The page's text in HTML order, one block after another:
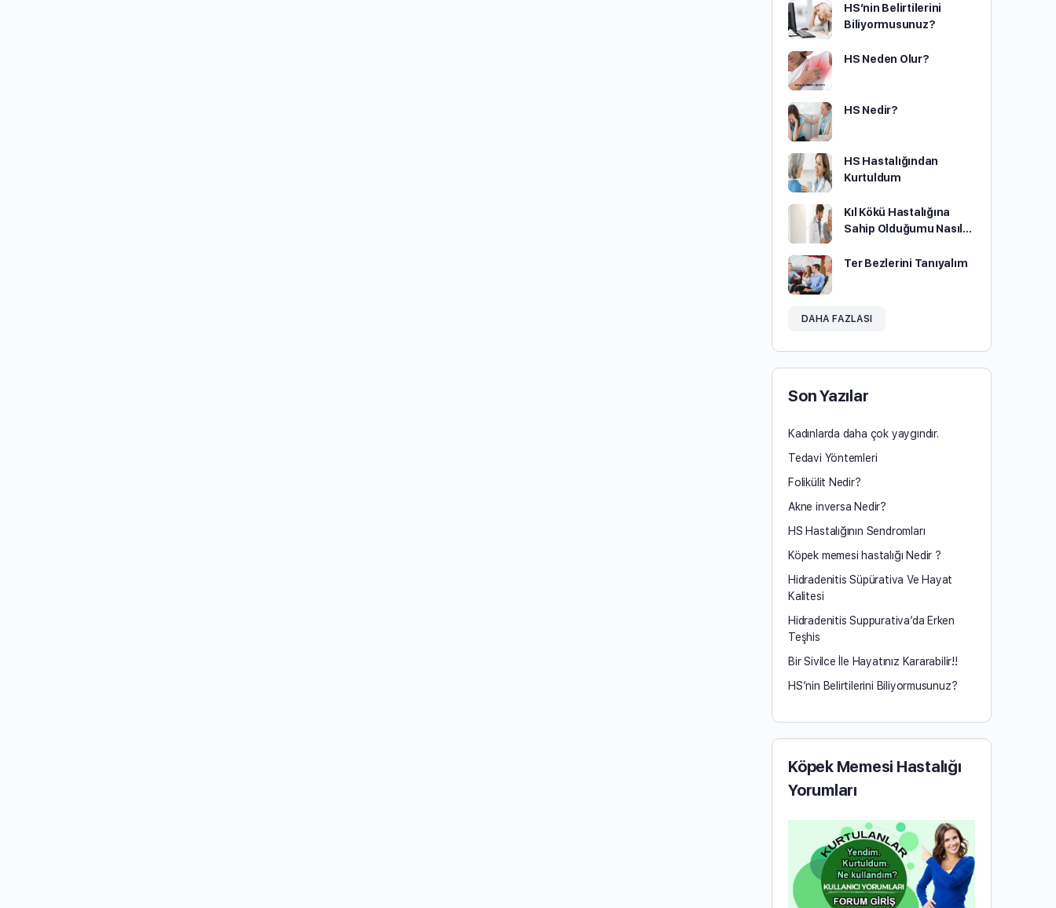
HS’nin Belirtilerini
Biliyormusunuz?
HS Neden Olur?
HS Nedir?
HS Hastalığından
Kurtuldum
Kıl Kökü Hastalığına
Sahip Olduğumu Nasıl…
Ter Bezlerini Tanıyalım
DAHA FAZLASI
Son Yazılar
Kadınlarda daha çok yaygındır.
Tedavi Yöntemleri
Folikülit Nedir?
Akne inversa Nedir?
HS Hastalığının Sendromları
Köpek memesi hastalığı Nedir ?
Hidradenitis Süpürativa Ve Hayat
Kalitesi
Hidradenitis Suppurativa’da Erken
Teşhis
Bir Sivilce İle Hayatınız Kararabilir!!
HS’nin Belirtilerini Biliyormusunuz?
Köpek Memesi Hastalığı
Yorumları